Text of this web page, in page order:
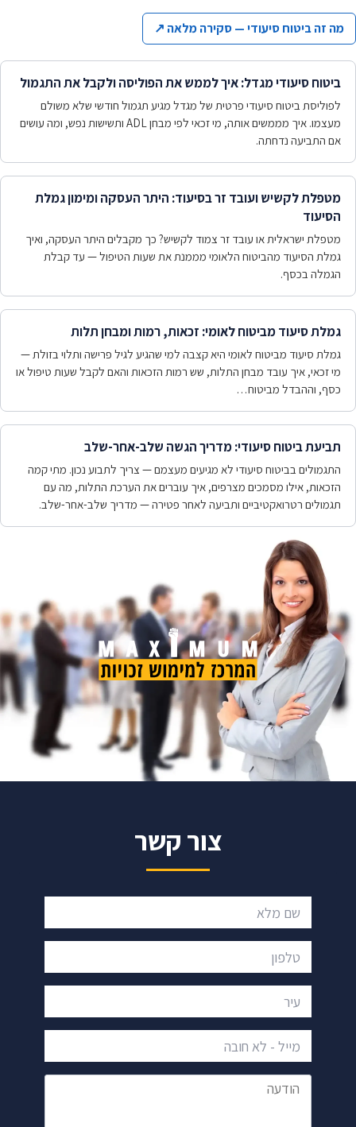
מה זה ביטוח סיעודי — סקירה מלאה ↗
ביטוח סיעודי מגדל: איך לממש את הפוליסה ולקבל את התגמול
לפוליסת ביטוח סיעודי פרטית של מגדל מגיע תגמול חודשי שלא משולם
מעצמו. איך מממשים אותה, מי זכאי לפי מבחן ADL ותשישות נפש, ומה עושים
אם התביעה נדחתה.
מטפלת לקשיש ועובד זר בסיעוד: היתר העסקה ומימון גמלת
הסיעוד
מטפלת ישראלית או עובד זר צמוד לקשיש? כך מקבלים היתר העסקה, ואיך
גמלת הסיעוד מהביטוח הלאומי מממנת את שעות הטיפול — עד קבלת
הגמלה בכסף.
גמלת סיעוד מביטוח לאומי: זכאות, רמות ומבחן תלות
גמלת סיעוד מביטוח לאומי היא קצבה למי שהגיע לגיל פרישה ותלוי בזולת —
מי זכאי, איך עובד מבחן התלות, שש רמות הזכאות והאם לקבל שעות טיפול או
כסף, וההבדל מביטוח…
תביעת ביטוח סיעודי: מדריך הגשה שלב-אחר-שלב
התגמולים בביטוח סיעודי לא מגיעים מעצמם — צריך לתבוע נכון. מתי קמה
הזכאות, אילו מסמכים מצרפים, איך עוברים את הערכת התלות, מה עם
תגמולים רטרואקטיביים ותביעה לאחר פטירה — מדריך שלב-אחר-שלב.
צור קשר
שם מלא
טלפון
עיר
מייל - לא חובה
הודעה